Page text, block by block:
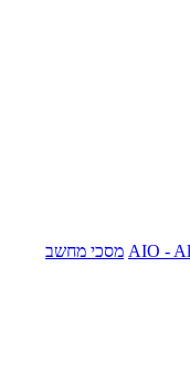
AIO - מסכי מחשב